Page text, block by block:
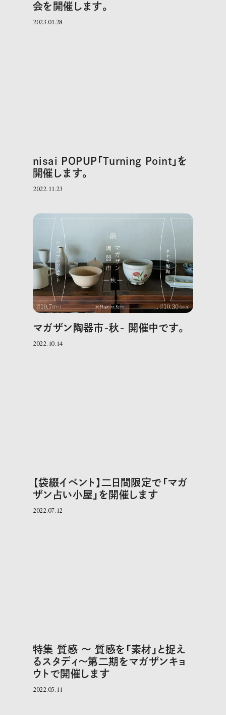
会を開催します。
2023.01.28
nisai POPUP「Turning Point」を
開催します。
2022.11.23
マガザン陶器市-秋- 開催中です。
2022.10.14
【袋綴イベント】二日間限定で「マガ
ザン占い小屋」を開催します
2022.07.12
特集 質感 〜 質感を「素材」と捉え
るスタディ〜第二期をマガザンキョ
ウトで開催します
2022.05.11